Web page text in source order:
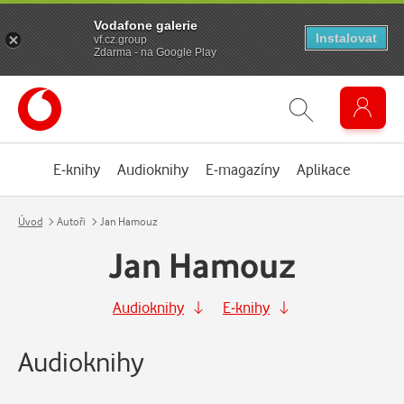
E-knihy Audioknihy E-magazíny Aplikace
Úvod Autoři Jan Hamouz
Jan Hamouz
Audioknihy E-knihy
Audioknihy
Vodafone galerie
vf.cz.group
Zdarma - na Google Play
Instalovat